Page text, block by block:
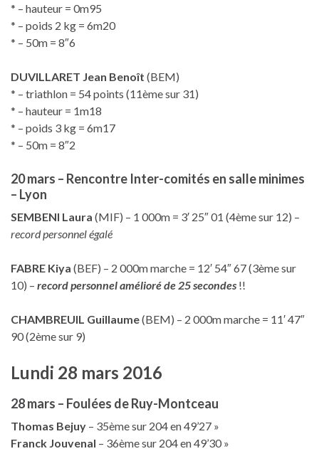
* – hauteur = 0m95
* – poids 2 kg = 6m20
* – 50m = 8″6
DUVILLARET Jean Benoît (BEM)
* – triathlon = 54 points (11ème sur 31)
* – hauteur = 1m18
* – poids 3 kg = 6m17
* – 50m = 8″2
20 mars – Rencontre Inter-comités en salle minimes
– Lyon
SEMBENI Laura (MIF) – 1 000m = 3′ 25″ 01 (4ème sur 12) –
record personnel égalé
FABRE Kiya (BEF) – 2 000m marche = 12′ 54″ 67 (3ème sur
10) – record personnel amélioré de 25 secondes !!
CHAMBREUIL Guillaume(BEM) – 2 000m marche = 11′ 47″
90 (2ème sur 9)
Lundi 28 mars 2016
28 mars – Foulées de Ruy-Montceau
Thomas Bejuy – 35ème sur 204 en 49’27 »
Franck Jouvenal – 36ème sur 204 en 49’30 »